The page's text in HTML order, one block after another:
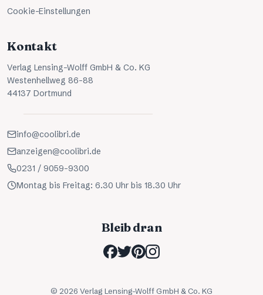
Cookie-Einstellungen
Kontakt
Verlag Lensing-Wolff GmbH & Co. KG
Westenhellweg 86-88
44137 Dortmund
info@coolibri.de
anzeigen@coolibri.de
0231 / 9059-9300
Montag bis Freitag: 6.30 Uhr bis 18.30 Uhr
Bleib dran
© 2026 Verlag Lensing-Wolff GmbH & Co. KG